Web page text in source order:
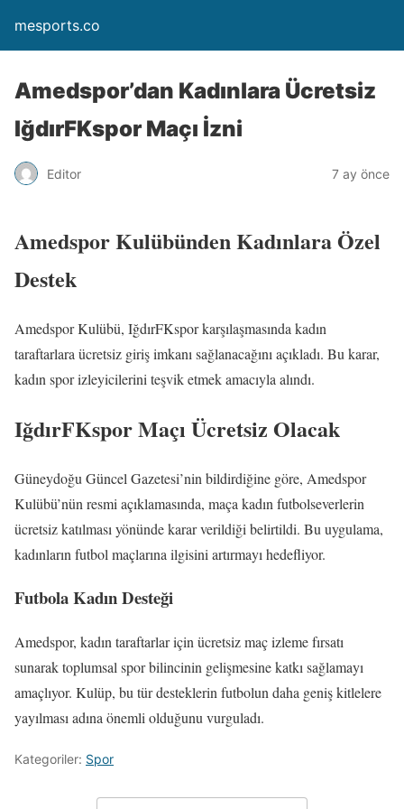
mesports.co
Amedspor’dan Kadınlara Ücretsiz
IğdırFKspor Maçı İzni
Editor 7 ay önce
Amedspor Kulübünden Kadınlara Özel
Destek
Amedspor Kulübü, IğdırFKspor karşılaşmasında kadın
taraftarlara ücretsiz giriş imkanı sağlanacağını açıkladı. Bu karar,
kadın spor izleyicilerini teşvik etmek amacıyla alındı.
IğdırFKspor Maçı Ücretsiz Olacak
Güneydoğu Güncel Gazetesi’nin bildirdiğine göre, Amedspor
Kulübü’nün resmi açıklamasında, maça kadın futbolseverlerin
ücretsiz katılması yönünde karar verildiği belirtildi. Bu uygulama,
kadınların futbol maçlarına ilgisini artırmayı hedefliyor.
Futbola Kadın Desteği
Amedspor, kadın taraftarlar için ücretsiz maç izleme fırsatı
sunarak toplumsal spor bilincinin gelişmesine katkı sağlamayı
amaçlıyor. Kulüp, bu tür desteklerin futbolun daha geniş kitlelere
yayılması adına önemli olduğunu vurguladı.
Kategoriler: Spor